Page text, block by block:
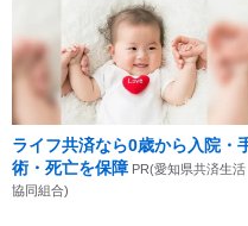
ライフ共済なら0歳から入院・
術・死亡を保障 PR(愛知県共済生活
協同組合)